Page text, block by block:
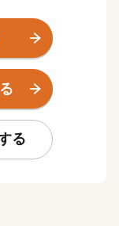
遺跡としては、
、日本有数の漁
トラフグ、車エ
て野菜、果物、
る